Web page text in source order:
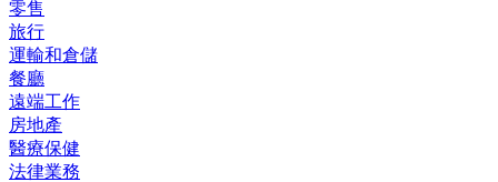
零售
旅行
運輸和倉儲
餐廳
遠端工作
房地產
醫療保健
法律業務